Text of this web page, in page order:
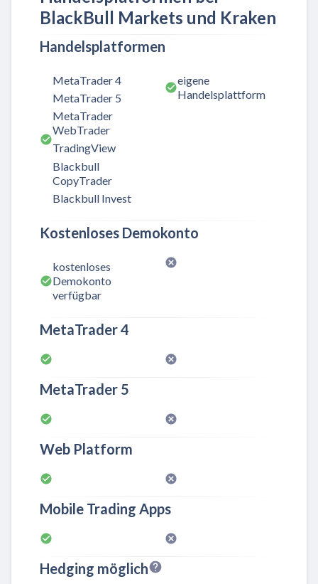
BlackBull Markets und Kraken
Handelsplatformen
MetaTrader 4
MetaTrader 5
MetaTrader
WebTrader
TradingView
Blackbull
CopyTrader
Blackbull Invest
eigene
Handelsplattform
Kostenloses Demokonto
kostenloses
Demokonto
verfügbar
MetaTrader 4
MetaTrader 5
Web Platform
Mobile Trading Apps
Hedging möglich